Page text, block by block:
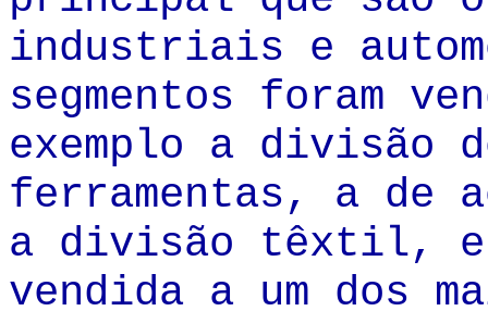
industriais e
segmentos foram
exemplo a divisão
ferramentas, a de
a divisão têxtil,
vendida a um dos